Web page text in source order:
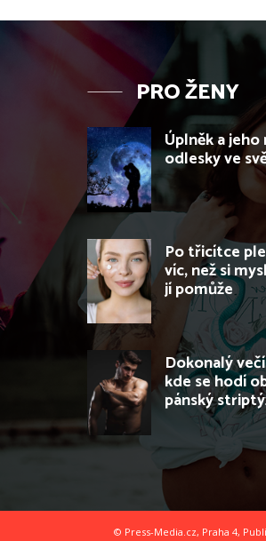
PRO ŽENY
Úplněk a
odlesky ve
Po třicítce
víc, než si
jí pomůže
Dokonalý
kde se hodí
pánský
© Press-Media.cz, Praha 4,